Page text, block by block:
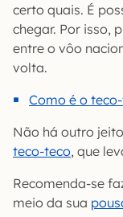
certo quais. É
chegar. Por isso,
entre o vôo
volta.
Como é o
Não há outro
teco-teco, que
Recomenda-se
meio da sua